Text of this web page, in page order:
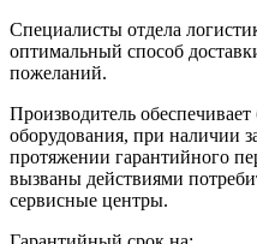
Специалисты отдела
оптимальный способ
пожеланий.
Производитель
оборудования, при наличии
протяжении гарантийного
вызваны действиями
сервисные центры.